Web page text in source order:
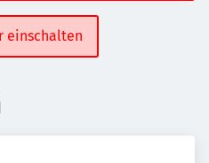
einschalten